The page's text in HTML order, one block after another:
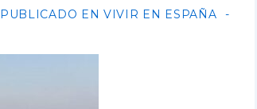
PUBLICADO ENVIVIR EN ESPAÑA